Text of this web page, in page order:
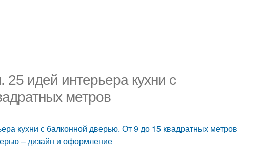
25 идей интерьера кухни с
метров
кухни с балконной дверью. От 9 до 15 квадратных метров
– дизайн и оформление